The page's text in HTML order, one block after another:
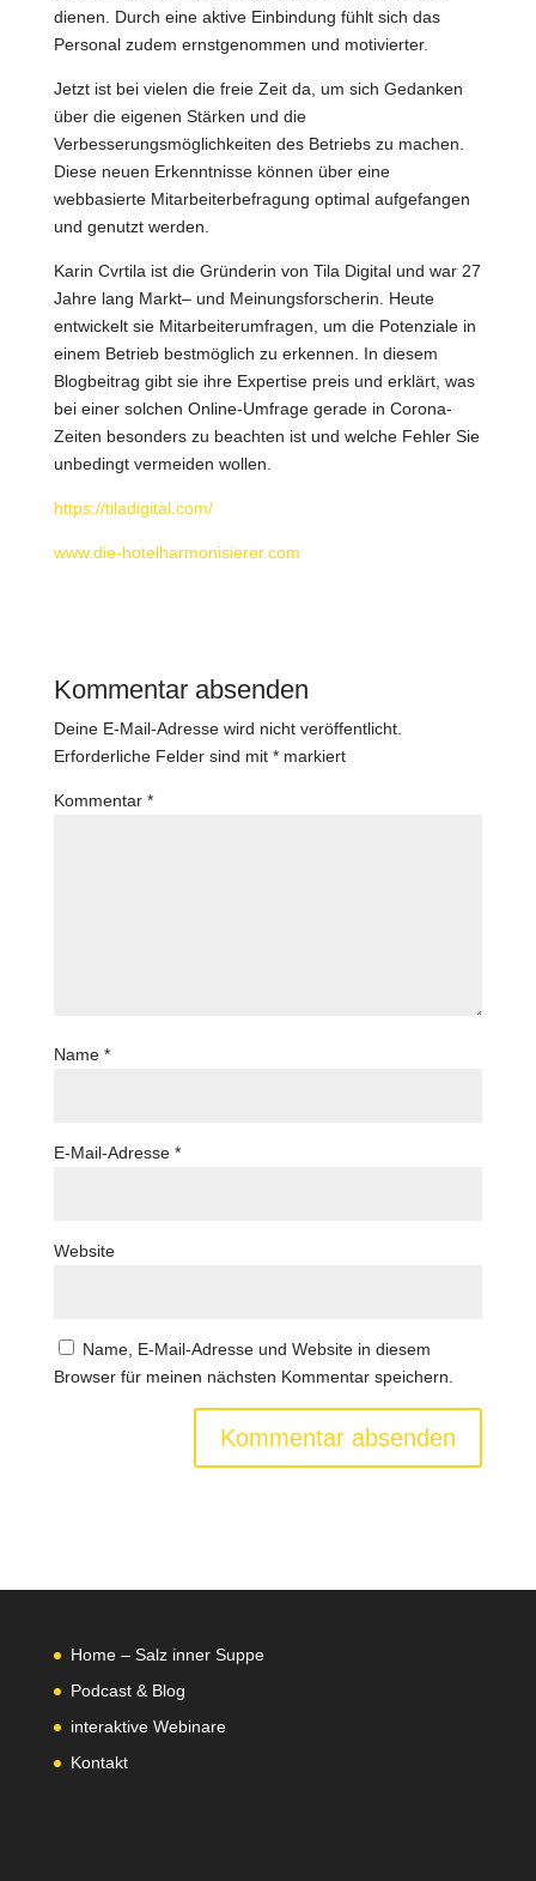
dienen. Durch eine aktive Einbindung fühlt sich das
Personal zudem ernstgenommen und motivierter.
Jetzt ist bei vielen die freie Zeit da, um sich Gedanken
über die eigenen Stärken und die
Verbesserungsmöglichkeiten des Betriebs zu machen.
Diese neuen Erkenntnisse können über eine
webbasierte Mitarbeiterbefragung optimal aufgefangen
und genutzt werden.
Karin Cvrtila ist die Gründerin von Tila Digital und war 27
Jahre lang Markt– und Meinungsforscherin. Heute
entwickelt sie Mitarbeiterumfragen, um die Potenziale in
einem Betrieb bestmöglich zu erkennen. In diesem
Blogbeitrag gibt sie ihre Expertise preis und erklärt, was
bei einer solchen Online-Umfrage gerade in Corona-
Zeiten besonders zu beachten ist und welche Fehler Sie
unbedingt vermeiden wollen.
https://tiladigital.com/
www.die-hotelharmonisierer.com
Kommentar absenden
Deine E-Mail-Adresse wird nicht veröffentlicht.
Erforderliche Felder sind mit *markiert
Kommentar *
Name *
E-Mail-Adresse *
Website
Name, E-Mail-Adresse und Website in diesem
Browser für meinen nächsten Kommentar speichern.
Home – Salz inner Suppe
Podcast & Blog
interaktive Webinare
Kontakt